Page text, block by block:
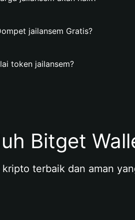
jailansem Gratis?
token jailansem?
Bitget
kripto terbaik dan aman